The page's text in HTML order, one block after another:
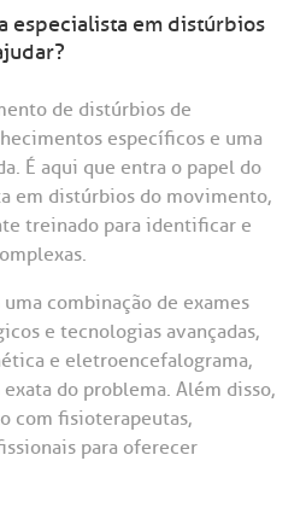
especialista em distúrbios
de distúrbios de
específicos e uma
É aqui que entra o papel do
em distúrbios do movimento,
treinado para identificar e
combinação de exames
e tecnologias avançadas,
e eletroencefalograma,
do problema. Além disso,
com fisioterapeutas,
para oferecer